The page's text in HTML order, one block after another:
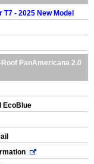
T7 - 2025 New Model
PanAmericana 2.0
EcoBlue